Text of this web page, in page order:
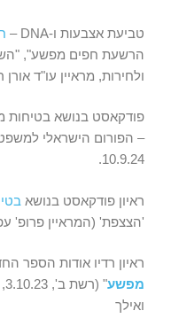
טביעת אצבעות ו-DNA –
הרשעת חפים מפשע",
ולחירות, מראיין עו"ד אורן רובין,
פודקאסט בנושא
– הפורום הישראלי למשפט
10.9.24.
ראיון פודקאסט בנושא
'הצצפת' (המראיין פרופ' עפר
ראיון רדיו אודות הספר
מפשע
ואילך